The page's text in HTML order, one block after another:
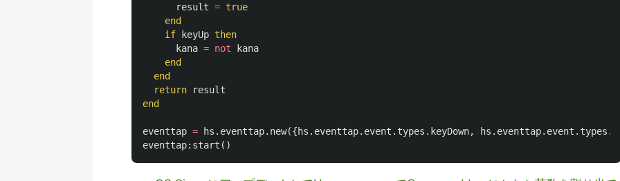
result = true
end
if
keyUp then
kana = not
kana
end
end
return
result
end
eventtap = hs . eventtap. new({hs . eventtap. event . types . keyDown, hs . eventtap. event . types .
eventtap: start ()